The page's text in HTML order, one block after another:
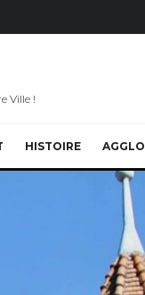
Ville !
HISTOIRE AGGLO